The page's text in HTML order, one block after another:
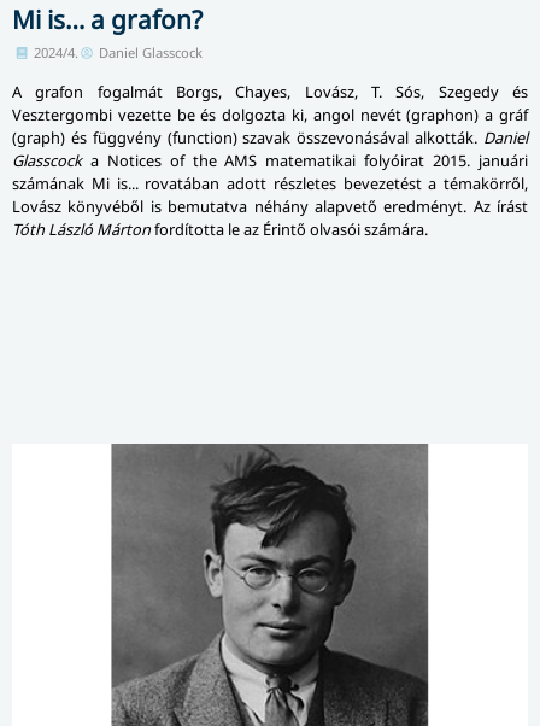
Mi is… a grafon?
2024/4. Daniel Glasscock
A grafon fogalmát Borgs, Chayes, Lovász, T. Sós, Szegedy és
Vesztergombi vezette be és dolgozta ki, angol nevét (graphon) a gráf
(graph) és függvény (function) szavak összevonásával alkották. Daniel
Glasscocka Notices of the AMS matematikai folyóirat 2015. januári
számának Mi is... rovatában adott részletes bevezetést a témakörről,
Lovász könyvéből is bemutatva néhány alapvető eredményt. Az írást
Tóth László Mártonfordította le az Érintő olvasói számára.